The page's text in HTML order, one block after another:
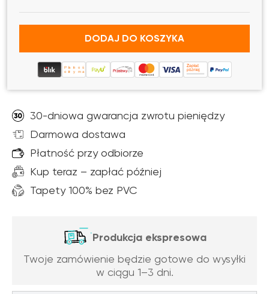
DODAJ DO KOSZYKA
Płatność po
otrzymaniu
30-dniowa gwarancja zwrotu pieniędzy
Darmowa dostawa
Płatność przy odbiorze
Kup teraz – zapłać później
Tapety 100% bez PVC
Produkcja ekspresowa
Twoje zamówienie będzie gotowe do wysyłki
w ciągu 1–3 dni.